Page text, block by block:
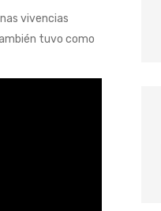
vivencias
tuvo como